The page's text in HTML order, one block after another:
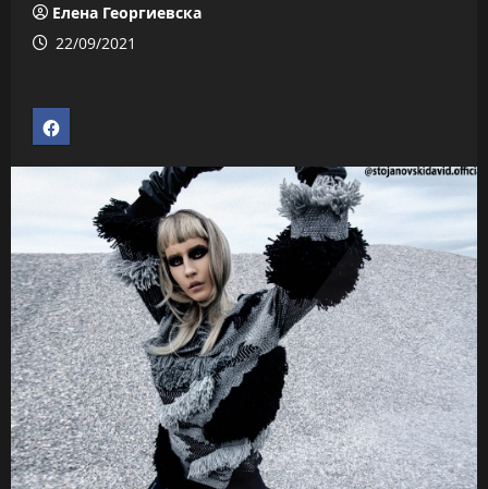
Елена Георгиевска
22/09/2021